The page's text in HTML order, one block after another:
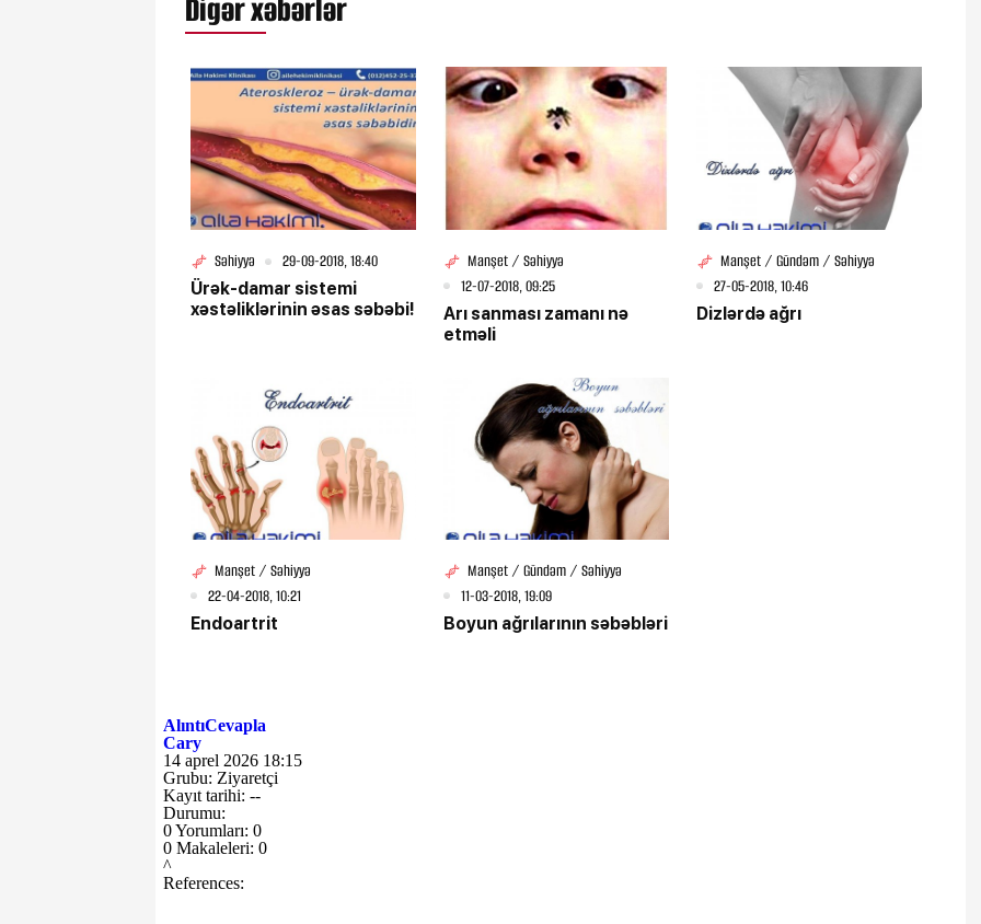
Digər xəbərlər
Səhiyyə
29-09-2018, 18:40
Ürək-damar sistemi
xəstəliklərinin əsas səbəbi!
Manşet / Səhiyyə
12-07-2018, 09:25
Arı sanması zamanı nə
etməli
Manşet / Gündəm / Səhiyyə
27-05-2018, 10:46
Dizlərdə ağrı
Manşet / Səhiyyə
22-04-2018, 10:21
Endoartrit
Manşet / Gündəm / Səhiyyə
11-03-2018, 19:09
Boyun ağrılarının səbəbləri
AlıntıCevapla
Cary
14 aprel 2026 18:15
Grubu: Ziyaretçi
Kayıt tarihi: --
Durumu:
0 Yorumları: 0
0 Makaleleri: 0
^
References: